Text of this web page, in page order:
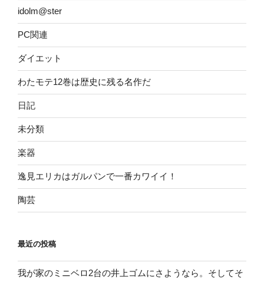
idolm@ster
PC関連
ダイエット
わたモテ12巻は歴史に残る名作だ
日記
未分類
楽器
逸見エリカはガルパンで一番カワイイ！
陶芸
最近の投稿
我が家のミニベロ2台の井上ゴムにさようなら。そしてそ